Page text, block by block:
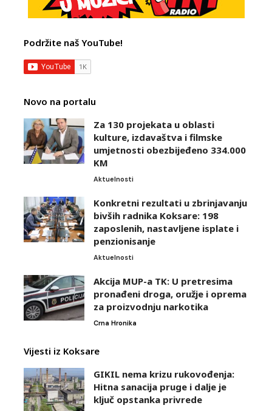
Podržite naš YouTube!
Novo na portalu
Za 130 projekata u oblasti
kulture, izdavaštva i filmske
umjetnosti obezbijeđeno 334.000
KM
Aktuelnosti
Konkretni rezultati u zbrinjavanju
bivših radnika Koksare: 198
zaposlenih, nastavljene isplate i
penzionisanje
Aktuelnosti
Akcija MUP-a TK: U pretresima
pronađeni droga, oružje i oprema
za proizvodnju narkotika
Crna Hronika
Vijesti iz Koksare
GIKIL nema krizu rukovođenja:
Hitna sanacija pruge i dalje je
ključ opstanka privrede